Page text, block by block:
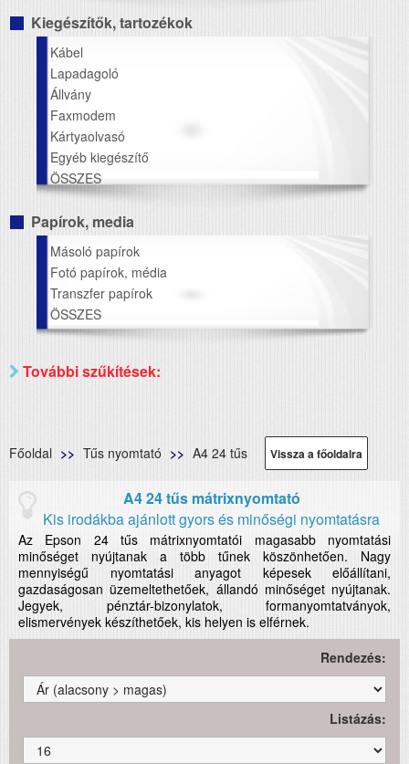
Kiegészítők, tartozékok
Kábel
Lapadagoló
Állvány
Faxmodem
Kártyaolvasó
Egyéb kiegészítő
ÖSSZES
Papírok, media
Másoló papírok
Fotó papírok, média
Transzfer papírok
ÖSSZES
További szűkítések:
Főoldal Tűs nyomtató A4 24 tűs Vissza a főoldalra
A4 24 tűs mátrixnyomtató
Kis irodákba ajánlott gyors és minőségi nyomtatásra
Az Epson 24 tűs mátrixnyomtatói magasabb nyomtatási
minőséget nyújtanak a több tűnek köszönhetően. Nagy
mennyiségű nyomtatási anyagot képesek előállítani,
gazdaságosan üzemeltethetőek, állandó minőséget nyújtanak.
Jegyek, pénztár-bizonylatok, formanyomtatványok,
elismervények készíthetőek, kis helyen is elférnek.
Rendezés:
Listázás: